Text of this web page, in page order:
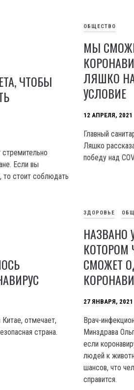
ОБЩЕСТВО
МЫ
ЛЯШКО
УСЛОВИЕ
12 АПРЕЛЯ, 2021
Главный
Ляшко
победу над
ЧТОБЫ
Если вы
то стоит соблюдать
ЗДОРОВЬЕ
НАЗВАНО
КОТОРОМ
СМОЖЕТ
27 ЯНВАРЯ, 2021
Врач-
Минздрава
если
людей к
шансов, что
справится.
отмечает,
страна.